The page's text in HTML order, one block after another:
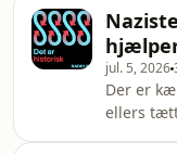
hvordan i
Peter
1864
på
jul. 5, 2026
Der er
ellers